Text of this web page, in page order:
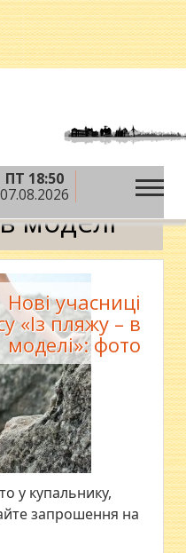
ПТ 18:50
07.08.2026
моделі
Нові учасниці
«Із пляжу – в
моделі»: фото
у купальнику,
запрошення на